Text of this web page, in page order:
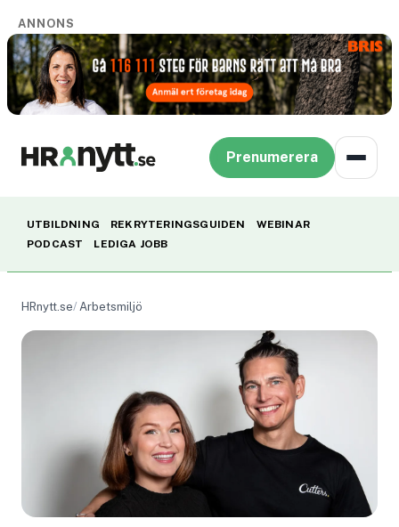
ANNONS
Prenumerera
UTBILDNING REKRYTERINGSGUIDEN
WEBINAR
PODCAST
LEDIGA JOBB
HRnytt.se Arbetsmiljö